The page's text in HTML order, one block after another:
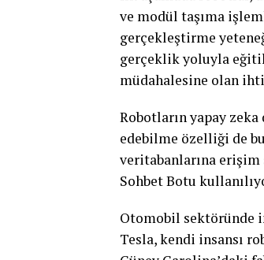
ve modül taşıma
gerçekleştirme
gerçeklik yoluyla
müdahalesine olan
Robotların yapay
edebilme özelliği de
veritabanlarına erişim
Sohbet Botu
Otomobil sektöründe
Tesla, kendi insansı